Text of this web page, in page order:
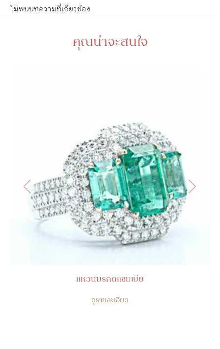
ไม่พบบทความที่เกี่ยวข้อง
คุณน่าจะสนใจ
แหวนมรกตแซมเบีย
ดูรายละเอียด